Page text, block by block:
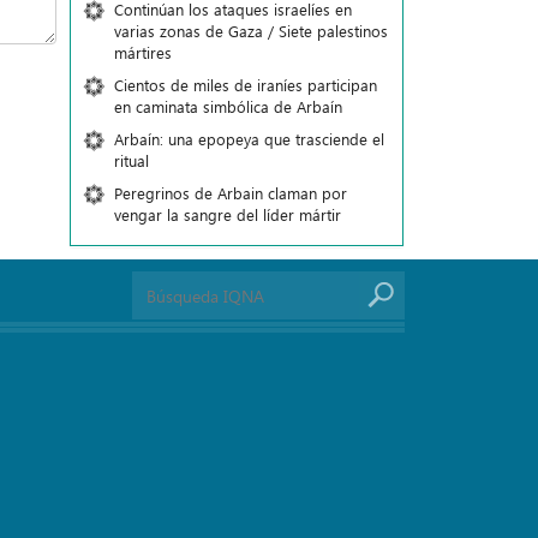
Continúan los ataques israelíes en
varias zonas de Gaza / Siete palestinos
mártires
Cientos de miles de iraníes participan
en caminata simbólica de Arbaín
Arbaín: una epopeya que trasciende el
ritual
Peregrinos de Arbain claman por
vengar la sangre del líder mártir